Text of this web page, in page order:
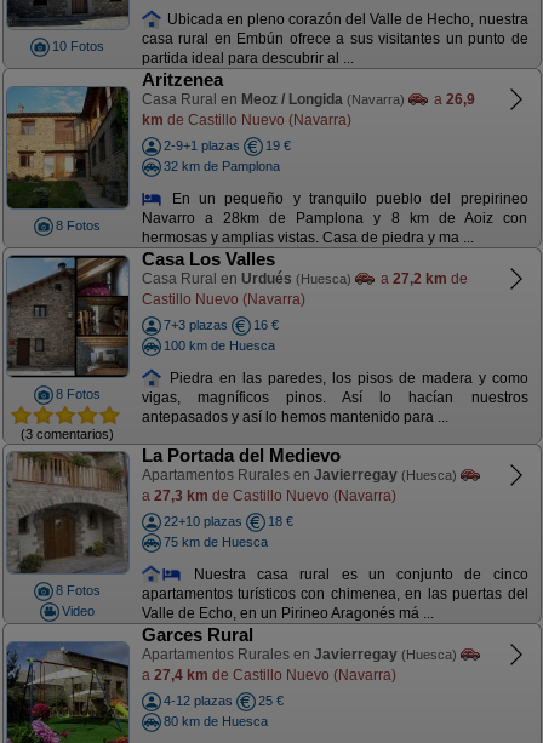
10 Fotos
Ubicada en pleno corazón del Valle de Hecho, nuestra
casa rural en Embún ofrece a sus visitantes un punto de
partida ideal para descubrir al ...
8 Fotos
Aritzenea
Casa Rural en Meoz / Longida (Navarra) a 26,9
km de Castillo Nuevo (Navarra)
2-9+1 plazas
19 €
32 km de Pamplona
En un pequeño y tranquilo pueblo del prepirineo
Navarro a 28km de Pamplona y 8 km de Aoiz con
hermosas y amplias vistas. Casa de piedra y ma ...
8 Fotos
(3 comentarios)
Casa Los Valles
Casa Rural en Urdués (Huesca) a 27,2 km de
Castillo Nuevo (Navarra)
7+3 plazas
16 €
100 km de Huesca
Piedra en las paredes, los pisos de madera y como
vigas, magníficos pinos. Así lo hacían nuestros
antepasados y así lo hemos mantenido para ...
8 Fotos
Video
La Portada del Medievo
Apartamentos Rurales en Javierregay (Huesca)
a 27,3 km de Castillo Nuevo (Navarra)
22+10 plazas
18 €
75 km de Huesca
Nuestra casa rural es un conjunto de cinco
apartamentos turísticos con chimenea, en las puertas del
Valle de Echo, en un Pirineo Aragonés má ...
Garces Rural
Apartamentos Rurales en Javierregay (Huesca)
a 27,4 km de Castillo Nuevo (Navarra)
4-12 plazas
25 €
80 km de Huesca